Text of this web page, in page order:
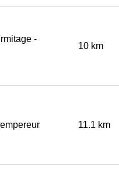
-
10 km
11.1 km